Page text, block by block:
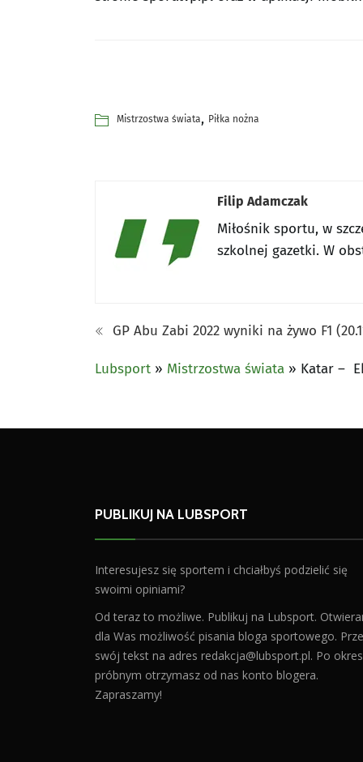
Mistrzostwa świata, Piłka nożna
Filip Adamczak
Miłośnik sportu, w
szkolnej gazetki. W
GP Abu Zabi 2022 wyniki na żywo F1
Lubsport » Mistrzostwa świata » Katar –
PUBLIKUJ NA LUBSPORT
Interesujesz się sportem i chciałbyś podzielić się
swoimi opiniami?
Od teraz to możliwe. Publikuj na Lubsport.
dla Was możliwość pisania bloga sportowego.
swój tekst na adres redakcja@lubsport.pl. Po
próbnym otrzymasz od nas konto blogera.
Zapraszamy!